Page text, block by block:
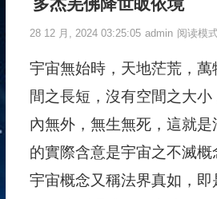
28 12 月, 2024 03:25:05 admin 阅读模
宇宙無始時，天地茫荒，
間之長短，沒有空間之大
內無外，無生無死，這就
的實際含意是宇宙之不滅
宇宙概念又稱法界真如，即